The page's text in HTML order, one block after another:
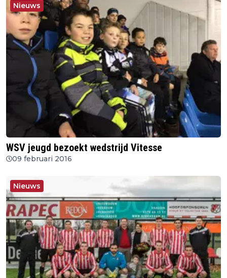
Nieuws
WSV jeugd bezoekt wedstrijd Vitesse
09 februari 2016
Nieuws